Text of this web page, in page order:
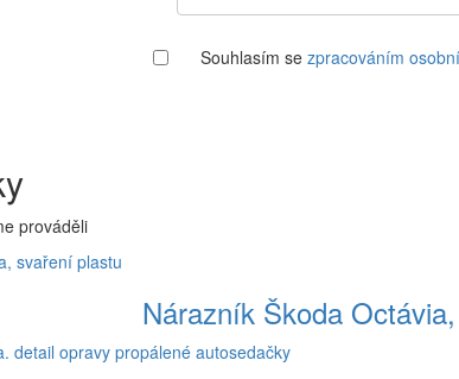
Souhlasím se zpracováním
prováděli
Nárazník Škoda